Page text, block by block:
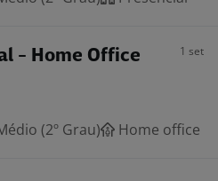
- Home Office 1 set
(2º Grau) Home office